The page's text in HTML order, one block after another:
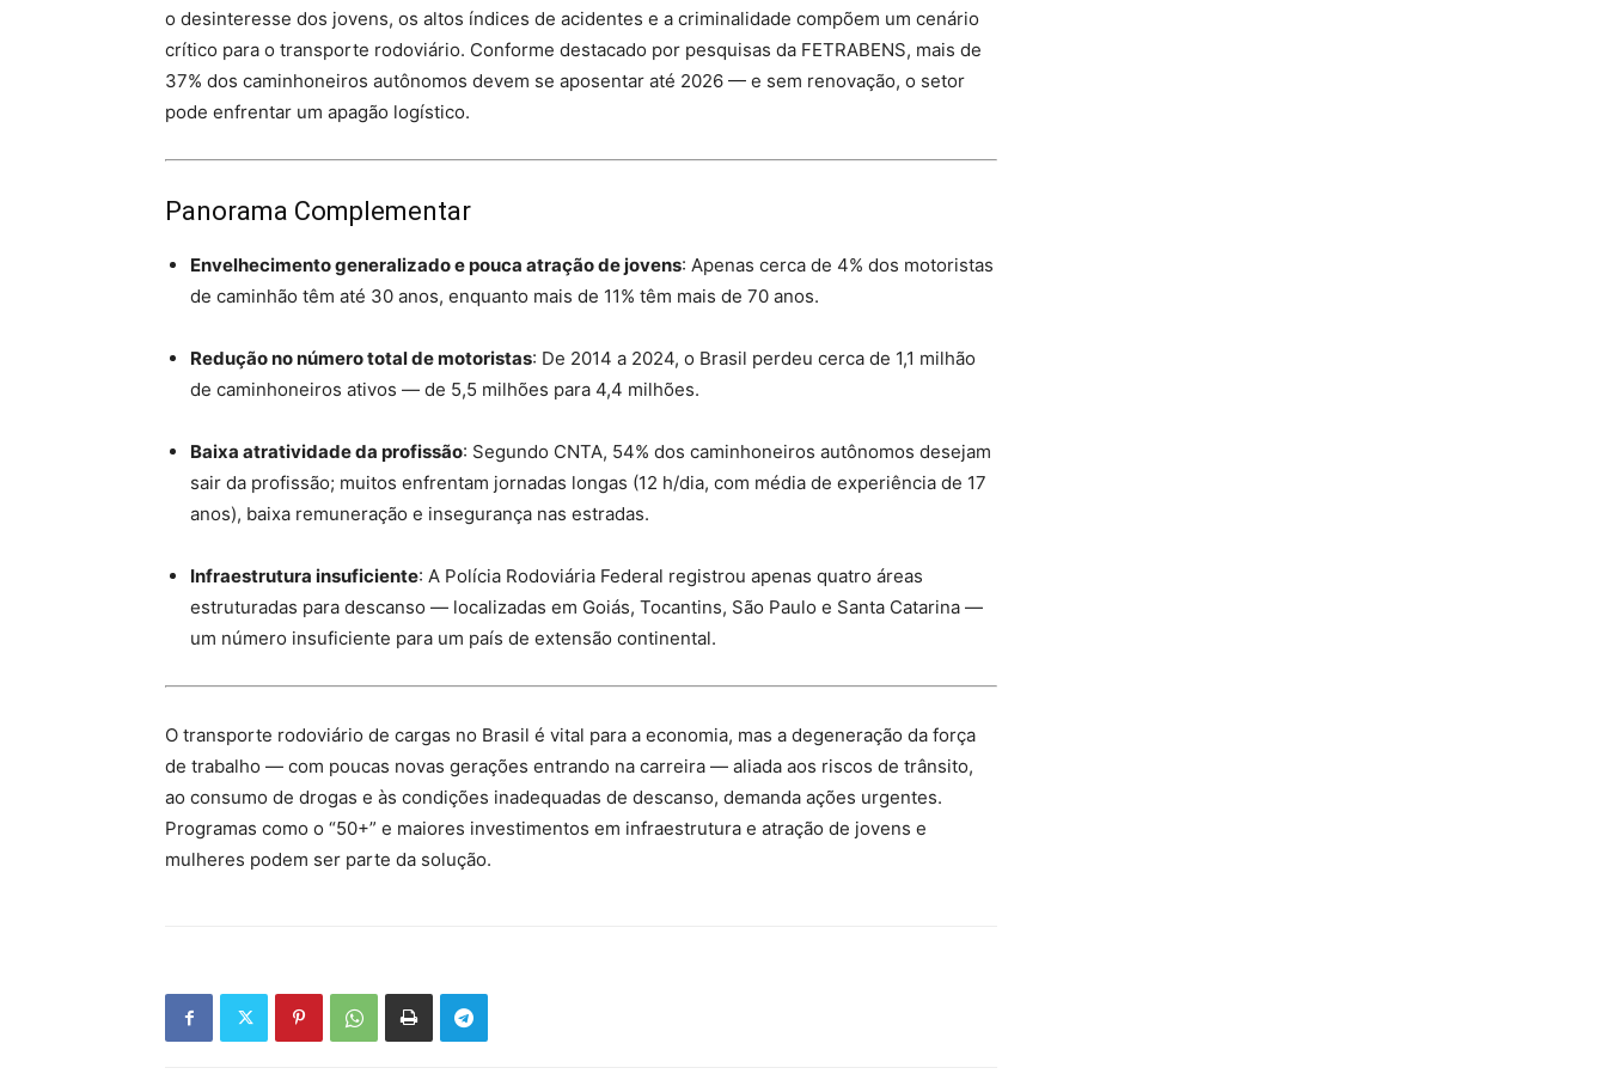
o desinteresse dos jovens, os altos índices de acidentes e a criminalidade compõem um cenário
crítico para o transporte rodoviário. Conforme destacado por pesquisas da FETRABENS, mais de
37% dos caminhoneiros autônomos devem se aposentar até 2026 — e sem renovação, o setor
pode enfrentar um apagão logístico.
Panorama Complementar
Envelhecimento generalizado e pouca atração de jovens: Apenas cerca de 4% dos motoristas
de caminhão têm até 30 anos, enquanto mais de 11% têm mais de 70 anos.
Redução no número total de motoristas: De 2014 a 2024, o Brasil perdeu cerca de 1,1 milhão
de caminhoneiros ativos — de 5,5 milhões para 4,4 milhões.
Baixa atratividade da profissão: Segundo CNTA, 54% dos caminhoneiros autônomos desejam
sair da profissão; muitos enfrentam jornadas longas (12 h/dia, com média de experiência de 17
anos), baixa remuneração e insegurança nas estradas.
Infraestrutura insuficiente: A Polícia Rodoviária Federal registrou apenas quatro áreas
estruturadas para descanso — localizadas em Goiás, Tocantins, São Paulo e Santa Catarina —
um número insuficiente para um país de extensão continental.
O transporte rodoviário de cargas no Brasil é vital para a economia, mas a degeneração da força
de trabalho — com poucas novas gerações entrando na carreira — aliada aos riscos de trânsito,
ao consumo de drogas e às condições inadequadas de descanso, demanda ações urgentes.
Programas como o “50+” e maiores investimentos em infraestrutura e atração de jovens e
mulheres podem ser parte da solução.